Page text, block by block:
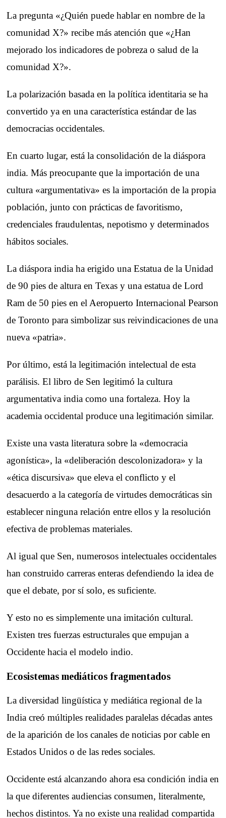
La pregunta «¿Quién puede hablar en nombre de la
comunidad X?» recibe más atención que «¿Han
mejorado los indicadores de pobreza o salud de la
comunidad X?».
La polarización basada en la política identitaria se ha
convertido ya en una característica estándar de las
democracias occidentales.
En cuarto lugar, está la consolidación de la diáspora
india. Más preocupante que la importación de una
cultura «argumentativa» es la importación de la propia
población, junto con prácticas de favoritismo,
credenciales fraudulentas, nepotismo y determinados
hábitos sociales.
La diáspora india ha erigido una Estatua de la Unidad
de 90 pies de altura en Texas y una estatua de Lord
Ram de 50 pies en el Aeropuerto Internacional Pearson
de Toronto para simbolizar sus reivindicaciones de una
nueva «patria».
Por último, está la legitimación intelectual de esta
parálisis. El libro de Sen legitimó la cultura
argumentativa india como una fortaleza. Hoy la
academia occidental produce una legitimación similar.
Existe una vasta literatura sobre la «democracia
agonística», la «deliberación descolonizadora» y la
«ética discursiva» que eleva el conflicto y el
desacuerdo a la categoría de virtudes democráticas sin
establecer ninguna relación entre ellos y la resolución
efectiva de problemas materiales.
Al igual que Sen, numerosos intelectuales occidentales
han construido carreras enteras defendiendo la idea de
que el debate, por sí solo, es suficiente.
Y esto no es simplemente una imitación cultural.
Existen tres fuerzas estructurales que empujan a
Occidente hacia el modelo indio.
Ecosistemas mediáticos fragmentados
La diversidad lingüística y mediática regional de la
India creó múltiples realidades paralelas décadas antes
de la aparición de los canales de noticias por cable en
Estados Unidos o de las redes sociales.
Occidente está alcanzando ahora esa condición india en
la que diferentes audiencias consumen, literalmente,
hechos distintos. Ya no existe una realidad compartida